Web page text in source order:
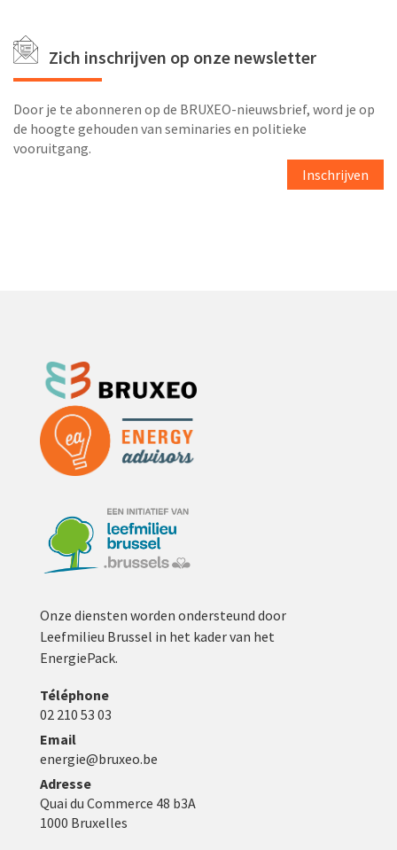
Zich inschrijven op onze newsletter
Door je te abonneren op de BRUXEO-nieuwsbrief, word je op
de hoogte gehouden van seminaries en politieke
vooruitgang.
Inschrijven
Onze diensten worden ondersteund door
Leefmilieu Brussel in het kader van het
EnergiePack.
Téléphone
02 210 53 03
Email
energie@bruxeo.be
Adresse
Quai du Commerce 48 b3A
1000 Bruxelles